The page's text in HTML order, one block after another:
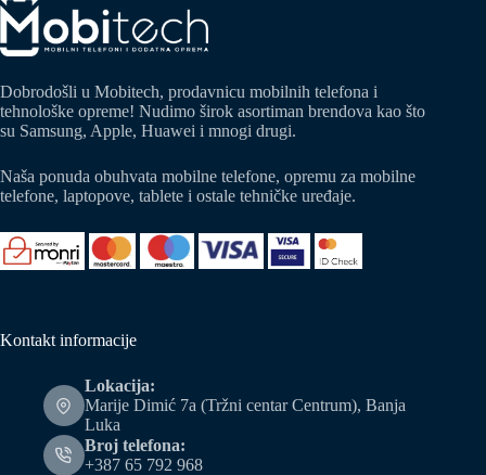
Dobrodošli u Mobitech, prodavnicu mobilnih telefona i
tehnološke opreme! Nudimo širok asortiman brendova kao što
su Samsung, Apple, Huawei i mnogi drugi.
Naša ponuda obuhvata mobilne telefone, opremu za mobilne
telefone, laptopove, tablete i ostale tehničke uređaje.
Kontakt informacije
Lokacija:
Marije Dimić 7a (Tržni centar Centrum), Banja
Luka
Broj telefona:
+387 65 792 968